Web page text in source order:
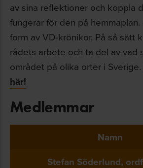
av sina reflektioner och koppla
fungerar för den på
form av VD-krönikor. På så sätt
rådets arbete och ta del av vad
området på olika orter i Sverige.
här!
Medlemmar
Namn
Stefan Söderlund,